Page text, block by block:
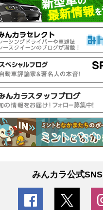
みんカラ公式SNS